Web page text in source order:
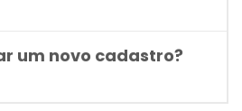
um novo cadastro?